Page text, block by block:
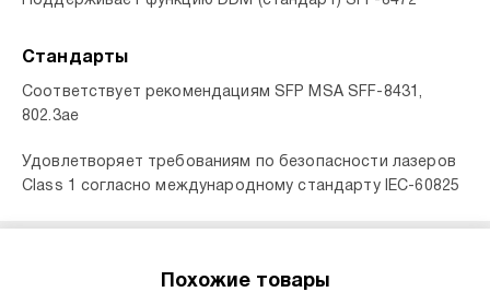
Стандарты
Соответствует рекомендациям SFP MSA SFF-8431,
802.3ae
Удовлетворяет требованиям по безопасности лазеров
Class 1 согласно международному стандарту IEC-60825
Похожие товары